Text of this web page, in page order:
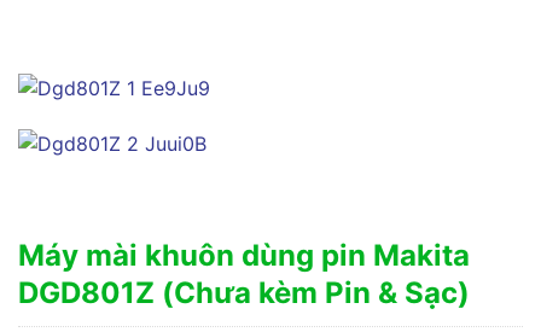
Máy mài khuôn dùng pin Makita
DGD801Z (Chưa kèm Pin & Sạc)